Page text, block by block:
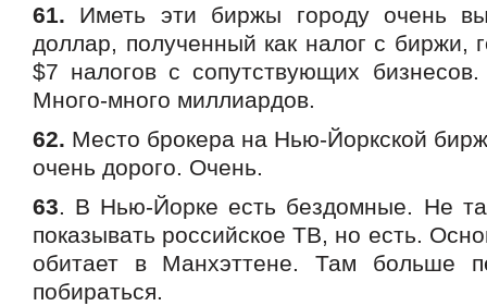
61. Иметь эти биржы городу очень
доллар, полученный как налог с биржи,
$7 налогов с сопутствующих
Много-много миллиардов.
62. Место брокера на Нью-Йоркской
очень дорого. Очень.
63. В Нью-Йорке есть бездомные. Не
показывать российское ТВ, но есть.
обитает в Манхэттене. Там больше
побираться.